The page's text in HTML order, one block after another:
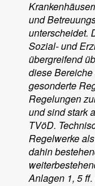
und
unterscheidet.
Sozial- und
übergreifend
diese
gesonderte
Regelungen
und sind stark
TVöD.
Regelwerke
dahin
Anlagen 1, 5